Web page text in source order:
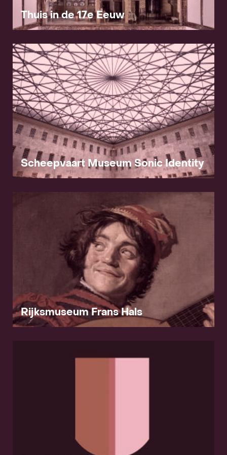
Projecten
Nieuws
Klanten &
Awards
Contact
Thuis in de 17e Eeuw
Scheepvaart Museum Sonic Identity
Rijksmuseum Frans Hals